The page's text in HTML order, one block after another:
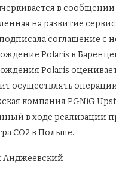
в сообщении
на развитие
подписала соглашение
Polaris в
Polaris
осуществлять
компания PGNiG
в ходе реализации
CO2 в Польше.
Анджеевский